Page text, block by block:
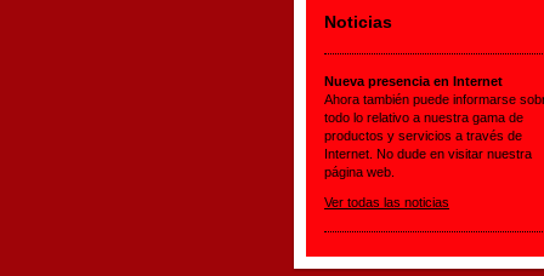
Noticias
Nueva presencia en Internet
Ahora también puede informarse
todo lo relativo a nuestra gama de
productos y servicios a través de
Internet. No dude en visitar nuestra
página web.
Ver todas las noticias